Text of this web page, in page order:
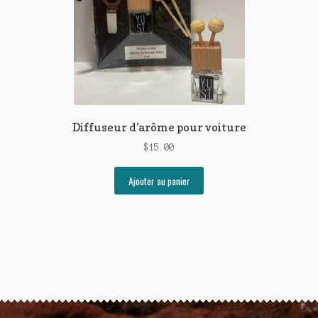
sur
la
du
produit
Diffuseur d’arôme pour voiture
$15.00
Ajouter au panier